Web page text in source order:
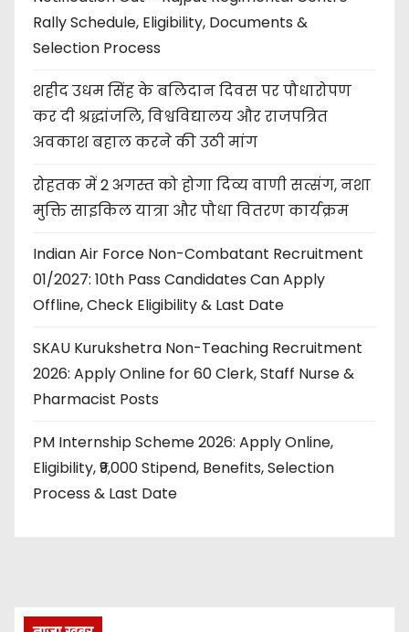
Rally Schedule, Eligibility, Documents &
Selection Process
शहीद उधम सिंह के बलिदान दिवस पर पौधारोपण
कर दी श्रद्धांजलि, विश्वविद्यालय और राजपत्रित
अवकाश बहाल करने की उठी मांग
रोहतक में 2 अगस्त को होगा दिव्य वाणी सत्संग, नशा
मुक्ति साइकिल यात्रा और पौधा वितरण कार्यक्रम
Indian Air Force Non-Combatant Recruitment
01/2027: 10th Pass Candidates Can Apply
Offline, Check Eligibility & Last Date
SKAU Kurukshetra Non-Teaching Recruitment
2026: Apply Online for 60 Clerk, Staff Nurse &
Pharmacist Posts
PM Internship Scheme 2026: Apply Online,
Eligibility, ₹9,000 Stipend, Benefits, Selection
Process & Last Date